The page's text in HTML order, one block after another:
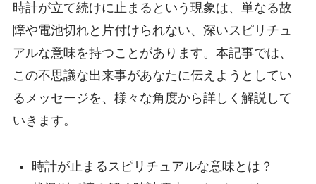
時計が立て続けに止まるという現象は、単なる故
障や電池切れと片付けられない、深いスピリチュ
アルな意味を持つことがあります。本記事では、
この不思議な出来事があなたに伝えようとしてい
るメッセージを、様々な角度から詳しく解説して
いきます。
時計が止まるスピリチュアルな意味とは？